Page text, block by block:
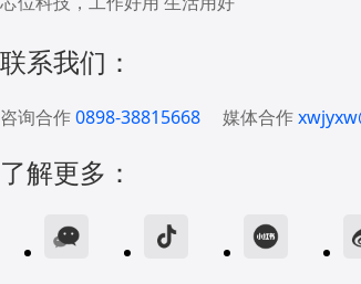
联系我们：
咨询合作0898-38815668 媒体合作
了解更多：